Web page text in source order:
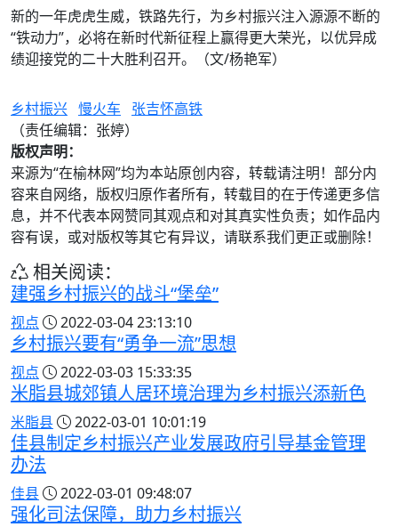
新的一年虎虎生威，铁路先行，为乡村振兴注入源源不断的
“铁动力”，必将在新时代新征程上赢得更大荣光，以优异成
绩迎接党的二十大胜利召开。（文/杨艳军）
乡村振兴 慢火车
张吉怀高铁
（责任编辑：张婷）
版权声明：
来源为“在榆林网”均为本站原创内容，转载请注明！部分内
容来自网络，版权归原作者所有，转载目的在于传递更多信
息，并不代表本网赞同其观点和对其真实性负责；如作品内
容有误，或对版权等其它有异议，请联系我们更正或删除！
相关阅读：
建强乡村振兴的战斗“堡垒”
视点 2022-03-04 23:13:10
乡村振兴要有“勇争一流”思想
视点 2022-03-03 15:33:35
米脂县城郊镇人居环境治理为乡村振兴添新色
米脂县 2022-03-01 10:01:19
佳县制定乡村振兴产业发展政府引导基金管理
办法
佳县 2022-03-01 09:48:07
强化司法保障，助力乡村振兴